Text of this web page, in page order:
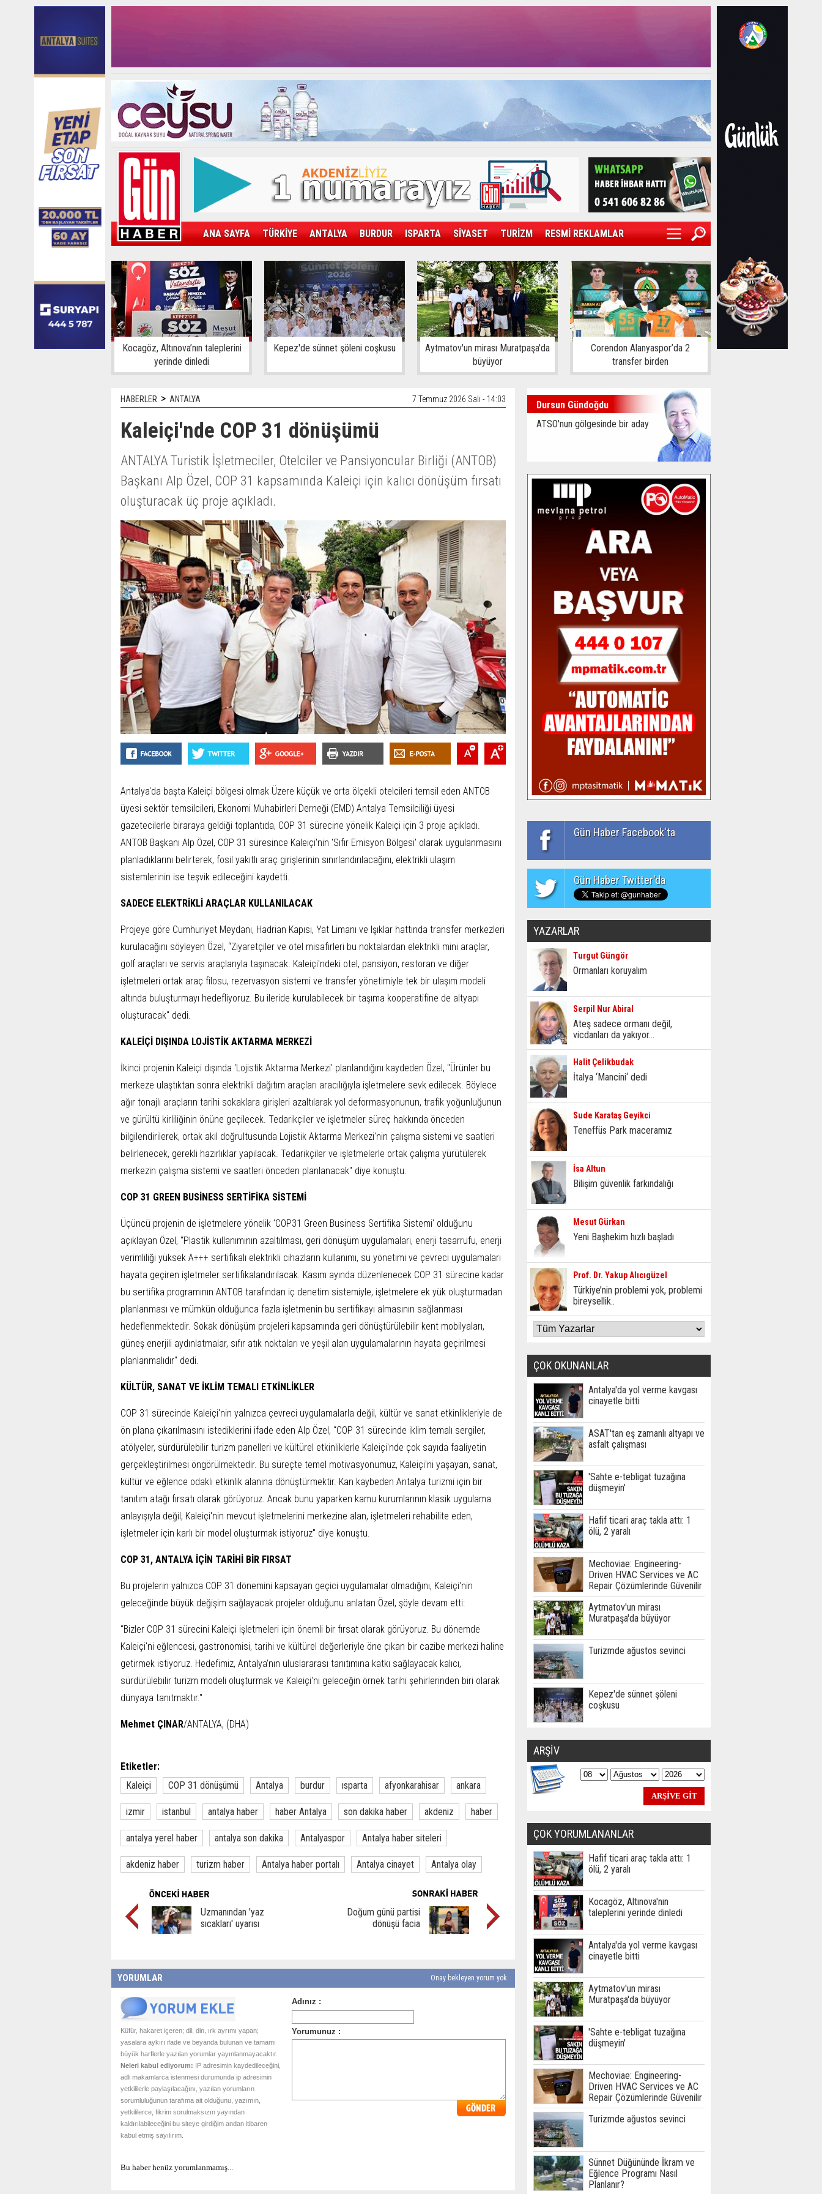
ANA SAYFA TÜRKİYE ANTALYA BURDUR ISPARTA SİYASET TURİZM RESMİ REKLAMLAR
KAMPÜS SPOR GÜN'ÜN ÜRÜNÜ SAĞLIK EKONOMİ DÜNYA
Kocagöz, Altınova’nın taleplerini
yerinde dinledi
Kepez'de sünnet şöleni coşkusu
Aytmatov'un mirası Muratpaşa'da
büyüyor
Corendon Alanyaspor’da 2
transfer birden
HABERLER > ANTALYA 7 Temmuz 2026 Salı - 14:03
Kaleiçi'nde COP 31 dönüşümü
ANTALYA Turistik İşletmeciler, Otelciler ve Pansiyoncular Birliği (ANTOB)
Başkanı Alp Özel, COP 31 kapsamında Kaleiçi için kalıcı dönüşüm fırsatı
oluşturacak üç proje açıkladı.
Antalya'da başta Kaleiçi bölgesi olmak Üzere küçük ve orta ölçekli otelcileri temsil eden ANTOB
üyesi sektör temsilcileri, Ekonomi Muhabirleri Derneği (EMD) Antalya Temsilciliği üyesi
gazetecilerle biraraya geldiği toplantıda, COP 31 sürecine yönelik Kaleiçi için 3 proje açıkladı.
ANTOB Başkanı Alp Özel, COP 31 süresince Kaleiçi'nin 'Sıfır Emisyon Bölgesi' olarak uygulanmasını
planladıklarını belirterek, fosil yakıtlı araç girişlerinin sınırlandırılacağını, elektrikli ulaşım
sistemlerinin ise teşvik edileceğini kaydetti.
SADECE ELEKTRİKLİ ARAÇLAR KULLANILACAK
Projeye göre Cumhuriyet Meydanı, Hadrian Kapısı, Yat Limanı ve Işıklar hattında transfer merkezleri
kurulacağını söyleyen Özel, “Ziyaretçiler ve otel misafirleri bu noktalardan elektrikli mini araçlar,
golf araçları ve servis araçlarıyla taşınacak. Kaleiçi'ndeki otel, pansiyon, restoran ve diğer
işletmeleri ortak araç filosu, rezervasyon sistemi ve transfer yönetimiyle tek bir ulaşım modeli
altında buluşturmayı hedefliyoruz. Bu ileride kurulabilecek bir taşıma kooperatifine de altyapı
oluşturacak" dedi.
KALEİÇİ DIŞINDA LOJİSTİK AKTARMA MERKEZİ
İkinci projenin Kaleiçi dışında 'Lojistik Aktarma Merkezi' planlandığını kaydeden Özel, "Ürünler bu
merkeze ulaştıktan sonra elektrikli dağıtım araçları aracılığıyla işletmelere sevk edilecek. Böylece
ağır tonajlı araçların tarihi sokaklara girişleri azaltılarak yol deformasyonunun, trafik yoğunluğunun
ve gürültü kirliliğinin önüne geçilecek. Tedarikçiler ve işletmeler süreç hakkında önceden
bilgilendirilerek, ortak akıl doğrultusunda Lojistik Aktarma Merkezi'nin çalışma sistemi ve saatleri
belirlenecek, gerekli hazırlıklar yapılacak. Tedarikçiler ve işletmelerle ortak çalışma yürütülerek
merkezin çalışma sistemi ve saatleri önceden planlanacak" diye konuştu.
COP 31 GREEN BUSİNESS SERTİFİKA SİSTEMİ
Üçüncü projenin de işletmelere yönelik 'COP31 Green Business Sertifika Sistemi' olduğunu
açıklayan Özel, “Plastik kullanımının azaltılması, geri dönüşüm uygulamaları, enerji tasarrufu, enerji
verimliliği yüksek A+++ sertifikalı elektrikli cihazların kullanımı, su yönetimi ve çevreci uygulamaları
hayata geçiren işletmeler sertifikalandırılacak. Kasım ayında düzenlenecek COP 31 sürecine kadar
bu sertifika programının ANTOB tarafından iç denetim sistemiyle, işletmelere ek yük oluşturmadan
planlanması ve mümkün olduğunca fazla işletmenin bu sertifikayı almasının sağlanması
hedeflenmektedir. Sokak dönüşüm projeleri kapsamında geri dönüştürülebilir kent mobilyaları,
güneş enerjili aydınlatmalar, sıfır atık noktaları ve yeşil alan uygulamalarının hayata geçirilmesi
planlanmalıdır" dedi.
KÜLTÜR, SANAT VE İKLİM TEMALI ETKİNLİKLER
COP 31 sürecinde Kaleiçi'nin yalnızca çevreci uygulamalarla değil, kültür ve sanat etkinlikleriyle de
ön plana çıkarılmasını istediklerini ifade eden Alp Özel, “COP 31 sürecinde iklim temalı sergiler,
atölyeler, sürdürülebilir turizm panelleri ve kültürel etkinliklerle Kaleiçi'nde çok sayıda faaliyetin
gerçekleştirilmesi öngörülmektedir. Bu süreçte temel motivasyonumuz, Kaleiçi'ni yaşayan, sanat,
kültür ve eğlence odaklı etkinlik alanına dönüştürmektir. Kan kaybeden Antalya turizmi için bir
tanıtım atağı fırsatı olarak görüyoruz. Ancak bunu yaparken kamu kurumlarının klasik uygulama
anlayışıyla değil, Kaleiçi'nin mevcut işletmelerini merkezine alan, işletmeleri rehabilite eden,
işletmeler için karlı bir model oluşturmak istiyoruz" diye konuştu.
COP 31, ANTALYA İÇİN TARİHİ BİR FIRSAT
Bu projelerin yalnızca COP 31 dönemini kapsayan geçici uygulamalar olmadığını, Kaleiçi'nin
geleceğinde büyük değişim sağlayacak projeler olduğunu anlatan Özel, şöyle devam etti:
“Bizler COP 31 sürecini Kaleiçi işletmeleri için önemli bir fırsat olarak görüyoruz. Bu dönemde
Kaleiçi'ni eğlencesi, gastronomisi, tarihi ve kültürel değerleriyle öne çıkan bir cazibe merkezi haline
getirmek istiyoruz. Hedefimiz, Antalya'nın uluslararası tanıtımına katkı sağlayacak kalıcı,
sürdürülebilir turizm modeli oluşturmak ve Kaleiçi'ni geleceğin örnek tarihi şehirlerinden biri olarak
dünyaya tanıtmaktır."
Mehmet ÇINAR/ANTALYA, (DHA)
Etiketler:
Kaleiçi
COP 31 dönüşümü Antalya burdur ısparta afyonkarahisar ankara
izmir istanbul antalya haber haber Antalya son dakika haber akdeniz haber
antalya yerel haber antalya son dakika Antalyaspor Antalya haber siteleri
akdeniz haber turizm haber Antalya haber portalı Antalya cinayet Antalya olay
Uzmanından 'yaz
sıcakları' uyarısı
Doğum günü partisi
dönüşü facia
YORUMLAR Onay bekleyen yorum yok.
Küfür, hakaret içeren; dil, din, ırk ayrımı yapan;
yasalara aykırı ifade ve beyanda bulunan ve tamamı
büyük harflerle yazılan yorumlar yayınlanmayacaktır.
Neleri kabul ediyorum: IP adresimin kaydedileceğini,
adli makamlarca istenmesi durumunda ip adresimin
yetkililerle paylaşılacağını, yazılan yorumların
sorumluluğunun tarafıma ait olduğunu, yazımın,
yetkililerce, fikrim sorulmaksızın yayından
kaldırılabileceğini bu siteye girdiğim andan itibaren
kabul etmiş sayılırım.
Bu haber henüz yorumlanmamış...
Dursun Gündoğdu
ATSO'nun gölgesinde bir aday
Gün Haber Facebook'ta
Gün Haber Twitter'da
YAZARLAR
Turgut Güngör
Ormanları koruyalım
Serpil Nur Abiral
Ateş sadece ormanı değil,
vicdanları da yakıyor...
Halit Çelikbudak
İtalya ‘Mancini‘ dedi
Sude Karataş Geyikci
Teneffüs Park maceramız
İsa Altun
Bilişim güvenlik farkındalığı
Mesut Gürkan
Yeni Başhekim hızlı başladı
Prof. Dr. Yakup Alıcıgüzel
Türkiye’nin problemi yok, problemi
bireysellik..
ÇOK OKUNANLAR
Antalya'da yol verme kavgası
cinayetle bitti
ASAT'tan eş zamanlı altyapı ve
asfalt çalışması
'Sahte e-tebligat tuzağına
düşmeyin'
Hafif ticari araç takla attı: 1
ölü, 2 yaralı
Mechoviae: Engineering-
Driven HVAC Services ve AC
Repair Çözümlerinde Güvenilir
Teknik Hizmet Ortağınız
Aytmatov'un mirası
Muratpaşa'da büyüyor
Turizmde ağustos sevinci
Kepez'de sünnet şöleni
coşkusu
ARŞİV
ÇOK YORUMLANANLAR
Hafif ticari araç takla attı: 1
ölü, 2 yaralı
Kocagöz, Altınova'nın
taleplerini yerinde dinledi
Antalya'da yol verme kavgası
cinayetle bitti
Aytmatov'un mirası
Muratpaşa'da büyüyor
'Sahte e-tebligat tuzağına
düşmeyin'
Mechoviae: Engineering-
Driven HVAC Services ve AC
Repair Çözümlerinde Güvenilir
Teknik Hizmet Ortağınız
Turizmde ağustos sevinci
Sünnet Düğününde İkram ve
Eğlence Programı Nasıl
Planlanır?